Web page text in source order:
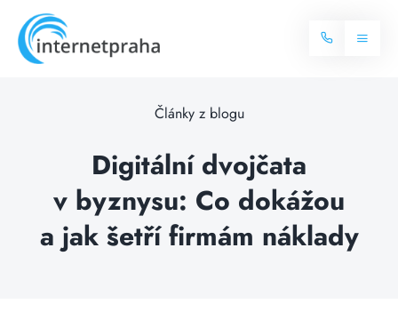
content
Toggle
Balíčky internetu
Více o internetu
Televize
Články z blogu
Digitální dvojčata
v byznysu: Co dokážou
a jak šetří firmám náklady